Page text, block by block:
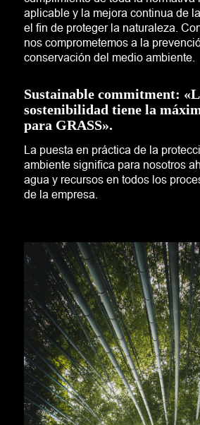
aplicable y la mejora continua de
el fin de proteger la naturaleza.
nos comprometemos a la
conservación del medio ambiente.
Sustainable commitment:
sostenibilidad tiene la
para GRASS».
La puesta en práctica de la
ambiente significa para nosotros
agua y recursos en todos los
de la empresa.